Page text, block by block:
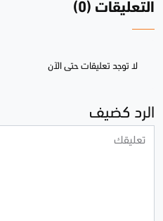
التعليقات (0)
لا توجد تعليقات حتى الآن
الرد كضيف